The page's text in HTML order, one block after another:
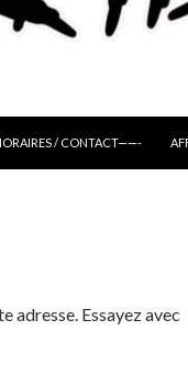
/ CONTACT——-
adresse. Essayez avec